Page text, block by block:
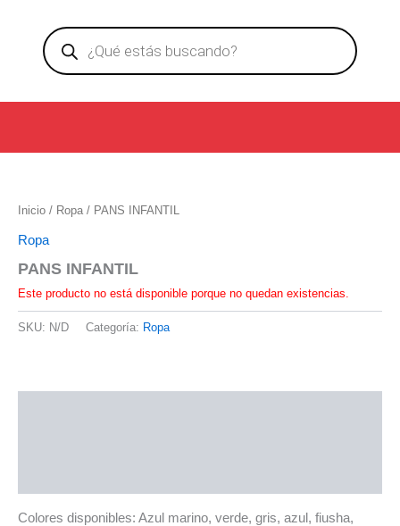
contenido
Products
search
Inicio / Ropa / PANS INFANTIL
Ropa
PANS INFANTIL
Este producto no está disponible porque no quedan existencias.
SKU: N/D Categoría: Ropa
Colores disponibles: Azul marino, verde, gris, azul, fiusha,